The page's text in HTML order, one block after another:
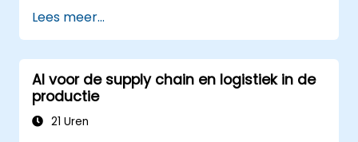
niet-bederfgoederen te implementeren.
Geavanceerde voorspellingsmethoden
en data-analyse voor vraagplanning te
gebruiken.
De samenwerking tussen verkoop,
operaties en supply chain-teams te
Lees meer...
AI voor de supply chain en logistiek in de
productie
21 Uren